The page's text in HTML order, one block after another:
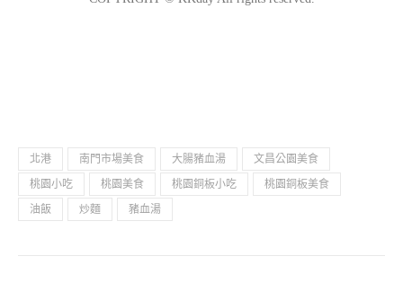
北港 南門市場美食 大腸豬血湯
文昌公園美食
桃園小吃
桃園美食 桃園銅板小吃
桃園銅板美食
油飯
炒麵 豬血湯